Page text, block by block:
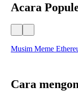
Acara
Musim Meme
Cara